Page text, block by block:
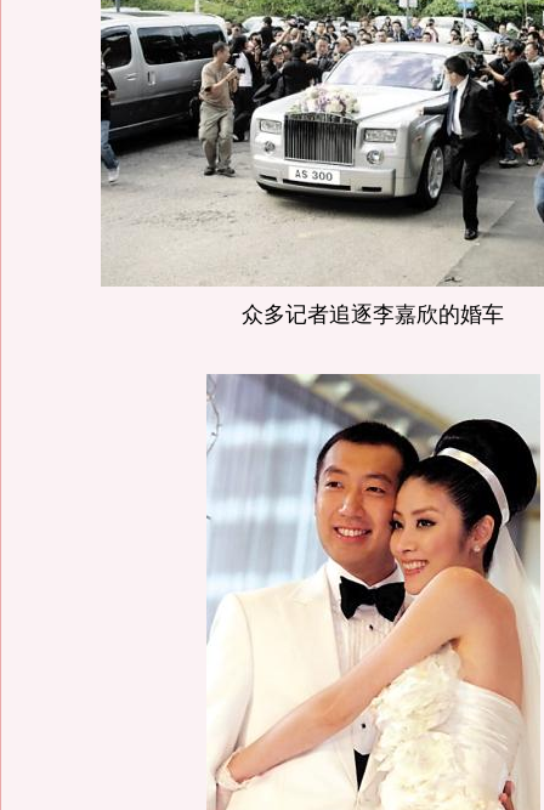
众多记者追逐李嘉欣的婚车